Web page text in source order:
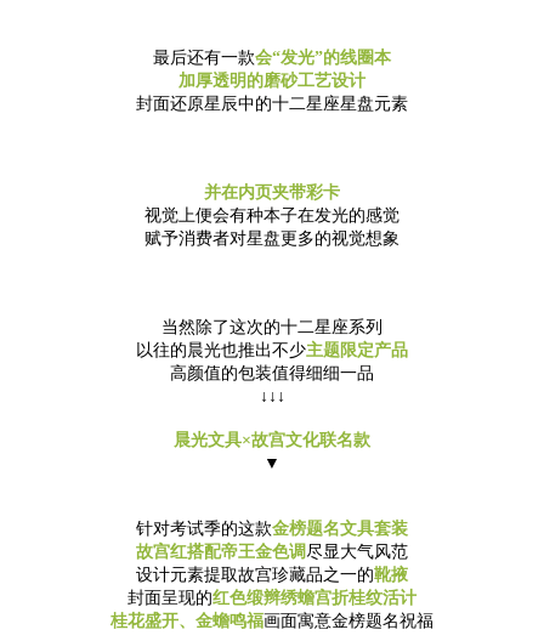
最后还有一款会“发光”的线圈本
加厚透明的磨砂工艺设计
封面还原星辰中的十二星座星盘元素
并在内页夹带彩卡
视觉上便会有种本子在发光的感觉
赋予消费者对星盘更多的视觉想象
当然除了这次的十二星座系列
以往的晨光也推出不少主题限定产品
高颜值的包装值得细细一品
↓↓↓
晨光文具×故宫文化联名款
▼
针对考试季的这款金榜题名文具套装
故宫红搭配帝王金色调 尽显大气风范
设计元素提取故宫珍藏品之一的靴掖
封面呈现的红色缎辫绣蟾宫折桂纹活计
桂花盛开、金蟾鸣福画面寓意金榜题名祝福